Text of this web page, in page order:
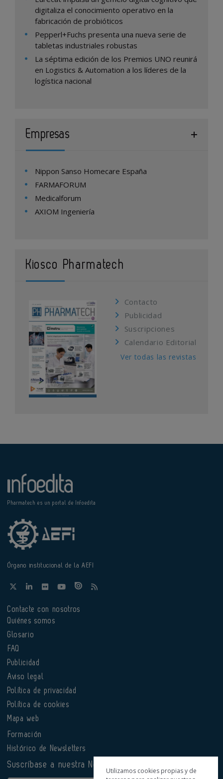
digitaliza el conocimiento operativo en la
fabricación de probióticos
Pepperl+Fuchs presenta una nueva serie de
tabletas industriales robustas
La séptima edición de los Premios UNO reunirá
en Logistics & Automation a los líderes de la
logística nacional
Empresas
Nippon Sanso Homecare España
FARMAFORUM
Medicalforum
AXIOM Ingeniería
Kiosco Pharmatech
Contacto
Publicidad
Suscripciones
Calendario Editorial
Ver todas las revistas
Pharmatech es un portal de Infoedita
Órgano institucional de la AEFI
Contacte con nosotros
Quiénes somos
Glosario
FAQ
Publicidad
Aviso legal
Política de privacidad
Política de cookies
Mapa web
Formación
Histórico de Newsletters
Suscríbase a nuestra Newsletter
Utilizamos cookies propias y de